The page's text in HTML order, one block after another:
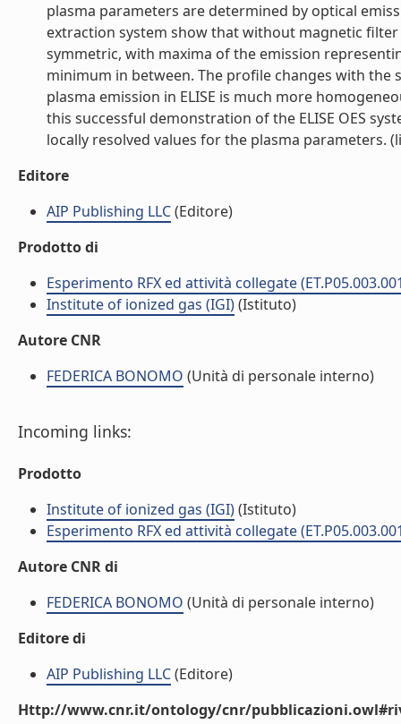
plasma parameters are determined by optical
extraction system show that without magnetic
symmetric, with maxima of the emission
minimum in between. The profile changes with
plasma emission in ELISE is much more
this successful demonstration of the ELISE OES
locally resolved values for the plasma parameters.
Editore
AIP Publishing LLC(Editore)
Prodotto di
Esperimento RFX ed attività collegate
Institute of ionized gas (IGI)(Istituto)
Autore CNR
FEDERICA BONOMO (Unità di personale interno)
Incoming links:
Prodotto
Institute of ionized gas (IGI)(Istituto)
Esperimento RFX ed attività collegate
Autore CNR di
FEDERICA BONOMO (Unità di personale interno)
Editore di
AIP Publishing LLC(Editore)
Http://www.cnr.it/ontology/cnr/